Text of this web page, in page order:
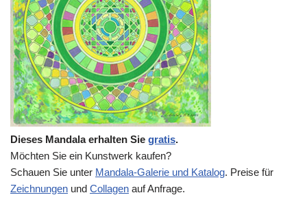
Dieses Mandala erhalten Sie gratis.
Möchten Sie ein Kunstwerk kaufen?
Schauen Sie unter Mandala-Galerie und Katalog. Preise für
Zeichnungen und Collagen auf Anfrage.